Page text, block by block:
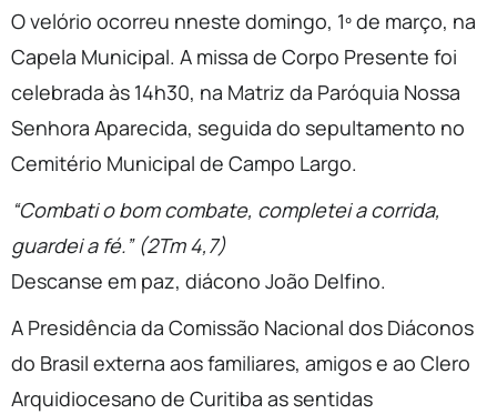
O velório ocorreu nneste domingo, 1º de março, na
Capela Municipal. A missa de Corpo Presente foi
celebrada às 14h30, na Matriz da Paróquia Nossa
Senhora Aparecida, seguida do sepultamento no
Cemitério Municipal de Campo Largo.
“Combati o bom combate, completei a corrida,
guardei a fé.” (2Tm 4,7)
Descanse em paz, diácono João Delfino.
A Presidência da Comissão Nacional dos Diáconos
do Brasil externa aos familiares, amigos e ao Clero
Arquidiocesano de Curitiba as sentidas